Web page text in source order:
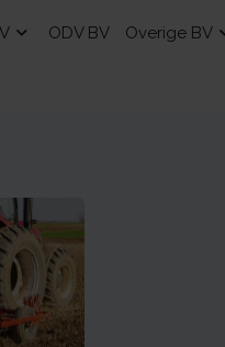
ODV BV Overige BV